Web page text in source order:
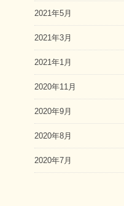
2021年5月
2021年3月
2021年1月
2020年11月
2020年9月
2020年8月
2020年7月